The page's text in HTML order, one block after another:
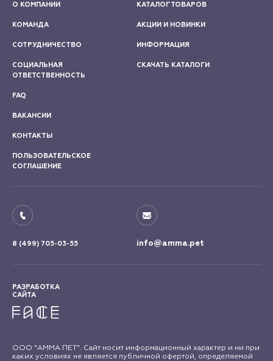
О КОМПАНИИ
КОМАНДА
СОТРУДНИЧЕСТВО
СОЦИАЛЬНАЯ
ОТВЕТСТВЕННОСТЬ
КАТАЛОГ ТОВАРОВ
АКЦИИ И НОВИНКИ
ИНФОРМАЦИЯ
СКАЧАТЬ КАТАЛОГИ
FAQ
ВАКАНСИИ
КОНТАКТЫ
ПОЛЬЗОВАТЕЛЬСКОЕ
СОГЛАШЕНИЕ
8 (499) 705-03-55 info@amma.pet
РАЗРАБОТКА
САЙТА
ООО "АММА ПЕТ". Сайт носит информационный характер и ни при
каких условиях не является публичной офертой, определяемой